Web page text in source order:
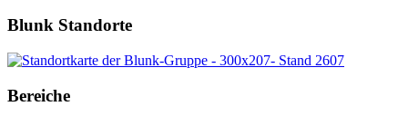
Blunk Standorte
Bereiche